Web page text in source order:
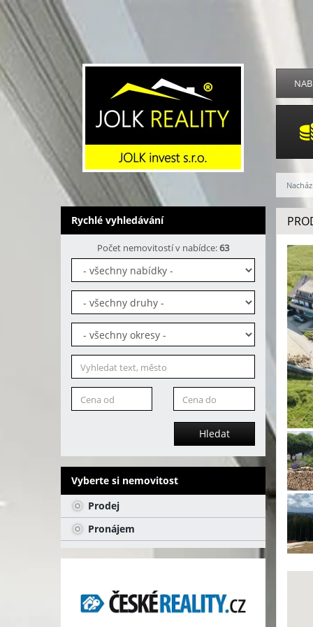
Rychlé vyhledávání
Počet nemovitostí v nabídce:63
Hledat
Vyberte si nemovitost
Prodej
Pronájem